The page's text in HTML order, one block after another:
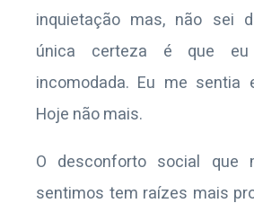
inquietação mas, não sei
única certeza é que
incomodada. Eu me sentia
Hoje não mais.
O desconforto social que
sentimos tem raízes mais